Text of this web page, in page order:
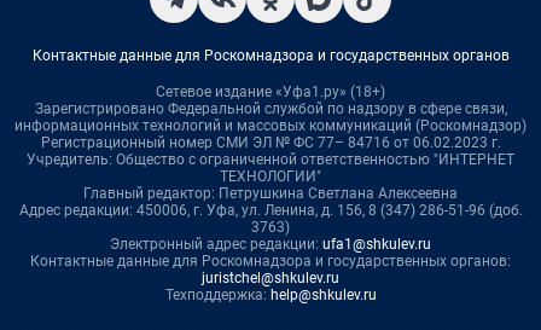
Контактные данные для Роскомнадзора и государственных органов
Сетевое издание «Уфа1.ру» (18+)
Зарегистрировано Федеральной службой по надзору в сфере связи,
информационных технологий и массовых коммуникаций (Роскомнадзор)
Регистрационный номер СМИ ЭЛ № ФС 77– 84716 от 06.02.2023 г.
Учредитель: Общество с ограниченной ответственностью "ИНТЕРНЕТ
ТЕХНОЛОГИИ"
Главный редактор: Петрушкина Светлана Алексеевна
Адрес редакции: 450006, г. Уфа, ул. Ленина, д. 156, 8 (347) 286-51-96 (доб.
3763)
Электронный адрес редакции: ufa1@shkulev.ru
Контактные данные для Роскомнадзора и государственных органов:
juristchel@shkulev.ru
Техподдержка: help@shkulev.ru